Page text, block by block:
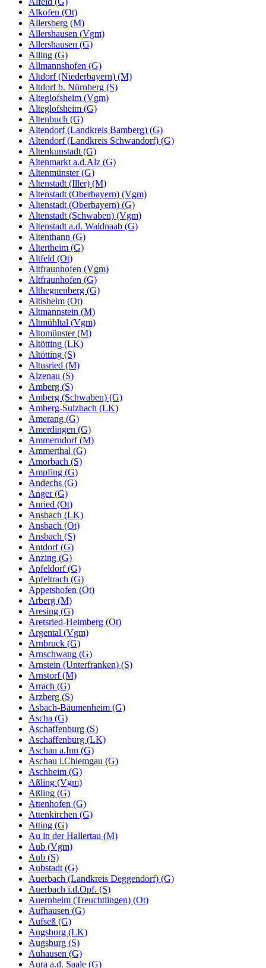
Alkofen (Ot)
Allersberg (M)
Allershausen (Vgm)
Allershausen (G)
Alling (G)
Allmannshofen (G)
Altdorf (Niederbayern) (M)
Altdorf b. Nürnberg (S)
Alteglofsheim (Vgm)
Alteglofsheim (G)
Altenbuch (G)
Altendorf (Landkreis Bamberg) (G)
Altendorf (Landkreis Schwandorf) (G)
Altenkunstadt (G)
Altenmarkt a.d.Alz (G)
Altenmünster (G)
Altenstadt (Iller) (M)
Altenstadt (Oberbayern) (Vgm)
Altenstadt (Oberbayern) (G)
Altenstadt (Schwaben) (Vgm)
Altenstadt a.d. Waldnaab (G)
Altenthann (G)
Altertheim (G)
Altfeld (Ot)
Altfraunhofen (Vgm)
Altfraunhofen (G)
Althegnenberg (G)
Altisheim (Ot)
Altmannstein (M)
Altmühltal (Vgm)
Altomünster (M)
Altötting (LK)
Altötting (S)
Altusried (M)
Alzenau (S)
Amberg (S)
Amberg (Schwaben) (G)
Amberg-Sulzbach (LK)
Amerang (G)
Amerdingen (G)
Ammerndorf (M)
Ammerthal (G)
Amorbach (S)
Ampfing (G)
Andechs (G)
Anger (G)
Anried (Ot)
Ansbach (LK)
Ansbach (Ot)
Ansbach (S)
Antdorf (G)
Anzing (G)
Apfeldorf (G)
Apfeltrach (G)
Appetshofen (Ot)
Arberg (M)
Aresing (G)
Aretsried-Heimberg (Ot)
Argental (Vgm)
Arnbruck (G)
Arnschwang (G)
Arnstein (Unterfranken) (S)
Arnstorf (M)
Arrach (G)
Arzberg (S)
Asbach-Bäumenheim (G)
Ascha (G)
Aschaffenburg (S)
Aschaffenburg (LK)
Aschau a.Inn (G)
Aschau i.Chiemgau (G)
Aschheim (G)
Aßling (Vgm)
Aßling (G)
Attenhofen (G)
Attenkirchen (G)
Atting (G)
Au in der Hallertau (M)
Aub (Vgm)
Aub (S)
Aubstadt (G)
Auerbach (Landkreis Deggendorf) (G)
Auerbach i.d.Opf. (S)
Auernheim (Treuchtlingen) (Ot)
Aufhausen (G)
Aufseß (G)
Augsburg (LK)
Augsburg (S)
Auhausen (G)
Aura a.d. Saale (G)